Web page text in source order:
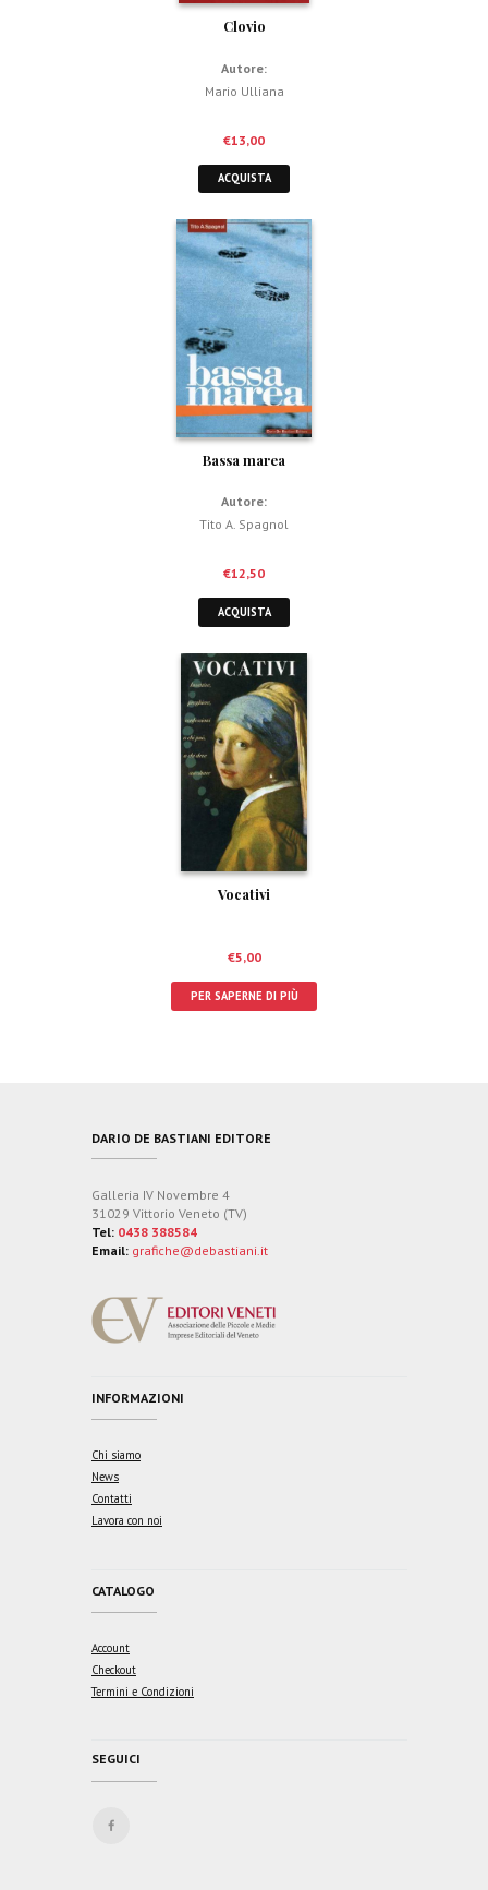
Clovio
Autore:
Mario Ulliana
€13,00
ACQUISTA
Bassa marea
Autore:
Tito A. Spagnol
€12,50
ACQUISTA
Vocativi
€5,00
PER SAPERNE DI PIÙ
DARIO DE BASTIANI EDITORE
Galleria IV Novembre 4
31029 Vittorio Veneto (TV)
Tel: 0438 388584
Email: grafiche@debastiani.it
INFORMAZIONI
Chi siamo
News
Contatti
Lavora con noi
CATALOGO
Account
Checkout
Termini e Condizioni
SEGUICI